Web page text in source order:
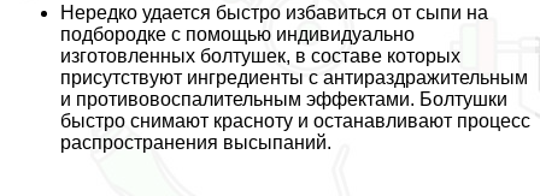
Нередко удается быстро избавиться от сыпи на
подбородке с помощью индивидуально
изготовленных болтушек, в составе которых
присутствуют ингредиенты с антираздражительным
и противовоспалительным эффектами. Болтушки
быстро снимают красноту и останавливают процесс
распространения высыпаний.